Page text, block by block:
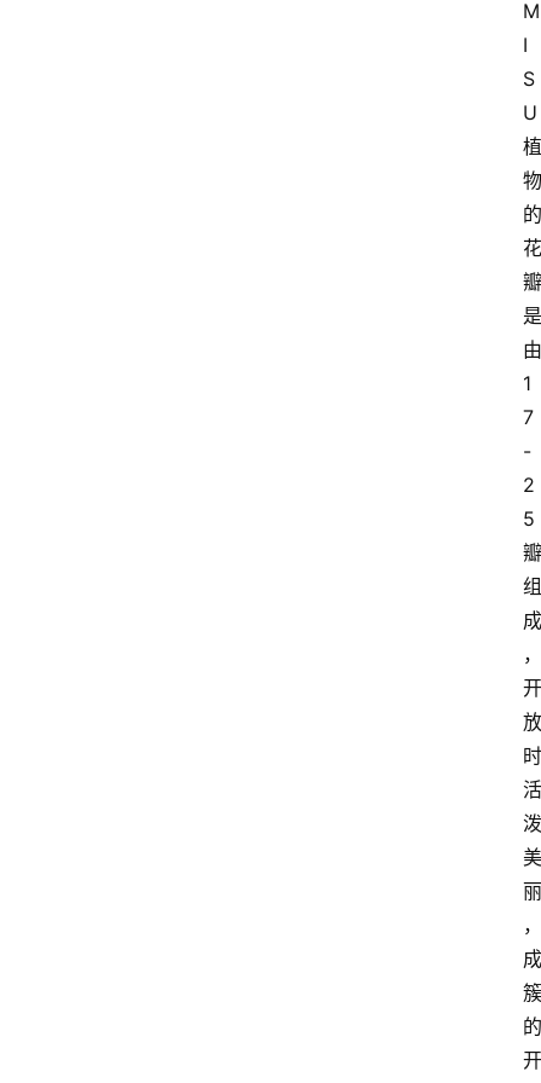
M
I
S
U
植
物
的
花
瓣
是
由
1
7
-
2
5
瓣
组
成
，
开
放
时
活
泼
美
丽
，
成
簇
的
开